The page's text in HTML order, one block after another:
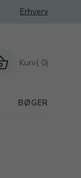
Erhverv
Kurv( 0)
BØGER